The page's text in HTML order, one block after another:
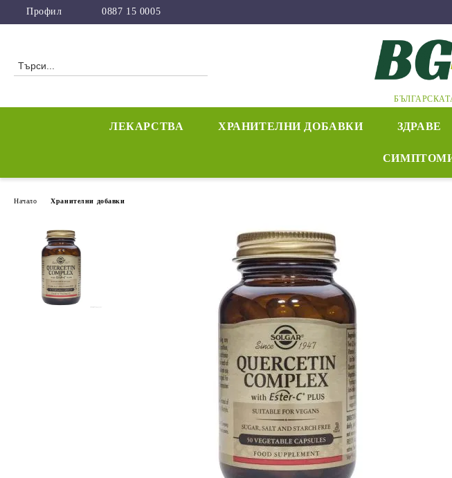
Профил 0887 15 0005
ЛЕКАРСТВА ХРАНИТЕЛНИ ДОБАВКИ ЗДРАВЕ
Начало Хранителни добавки